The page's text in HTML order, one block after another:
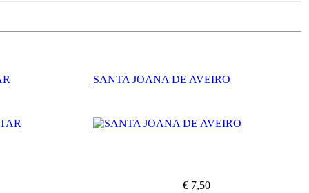
SANTA JOANA DE AVEIRO
€ 7,50